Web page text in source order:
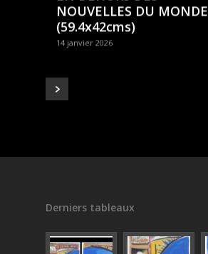
NOUVELLES DU MONDE
(59.4x42cms)
14 janvier 2026
Derniers tableaux